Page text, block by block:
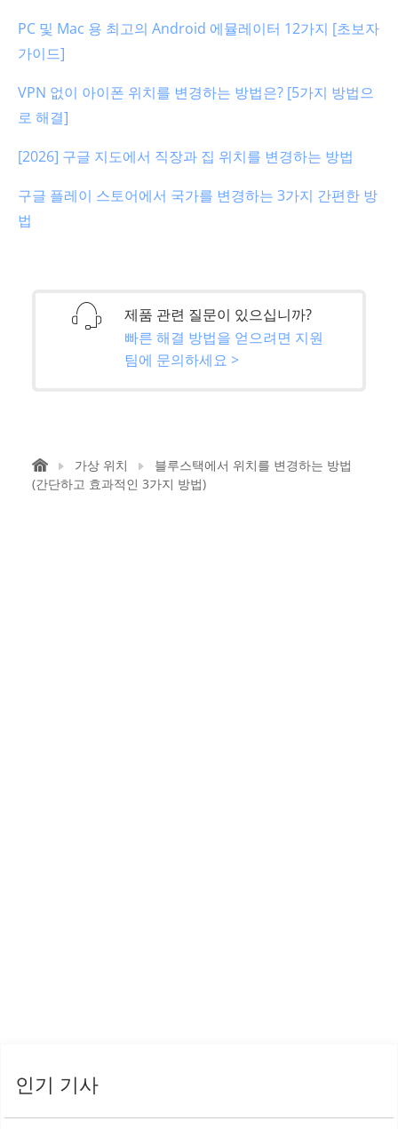
PC 및 Mac 용 최고의 Android 에뮬레이터 12가지 [초보자
가이드]
VPN 없이 아이폰 위치를 변경하는 방법은? [5가지 방법으
로 해결]
[2026] 구글 지도에서 직장과 집 위치를 변경하는 방법
구글 플레이 스토어에서 국가를 변경하는 3가지 간편한 방
법
제품 관련 질문이 있으십니까?
빠른 해결 방법을 얻으려면 지원
팀에 문의하세요 >
가상 위치
블루스택에서 위치를 변경하는 방법
(간단하고 효과적인 3가지 방법)
인기 기사